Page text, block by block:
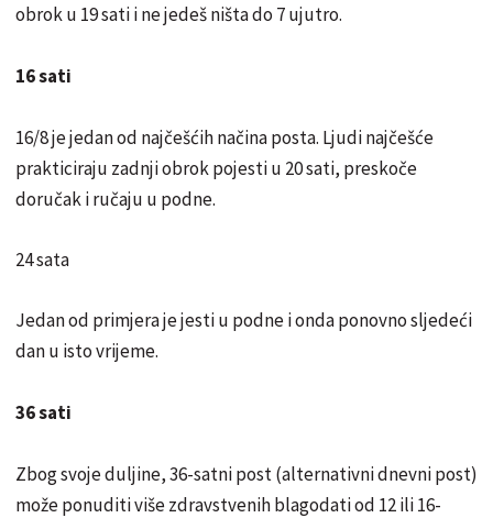
obrok u 19 sati i ne jedeš ništa do 7 ujutro.
16 sati
16/8 je jedan od najčešćih načina posta. Ljudi najčešće
prakticiraju zadnji obrok pojesti u 20 sati, preskoče
doručak i ručaju u podne.
24 sata
Jedan od primjera je jesti u podne i onda ponovno sljedeći
dan u isto vrijeme.
36 sati
Zbog svoje duljine, 36-satni post (alternativni dnevni post)
može ponuditi više zdravstvenih blagodati od 12 ili 16-